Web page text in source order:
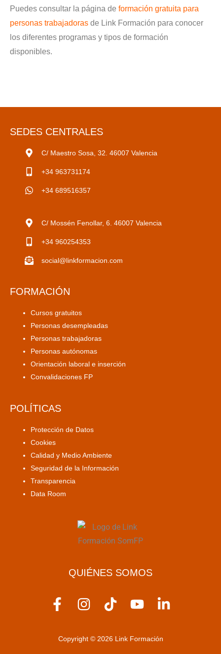
Puedes consultar la página de formación gratuita para
personas trabajadoras de Link Formación para conocer
los diferentes programas y tipos de formación
disponibles.
SEDES CENTRALES
C/ Maestro Sosa, 32. 46007 Valencia
+34 963731174
+34 689516357
C/ Mossén Fenollar, 6. 46007 Valencia
+34 960254353
social@linkformacion.com
FORMACIÓN
Cursos gratuitos
Personas desempleadas
Personas trabajadoras
Personas autónomas
Orientación laboral e inserción
Convalidaciones FP
POLÍTICAS
Protección de Datos
Cookies
Calidad y Medio Ambiente
Seguridad de la Información
Transparencia
Data Room
QUIÉNES SOMOS
F
e
I
t
T
t
Y
t
L
Copyright © 2026 Link Formación